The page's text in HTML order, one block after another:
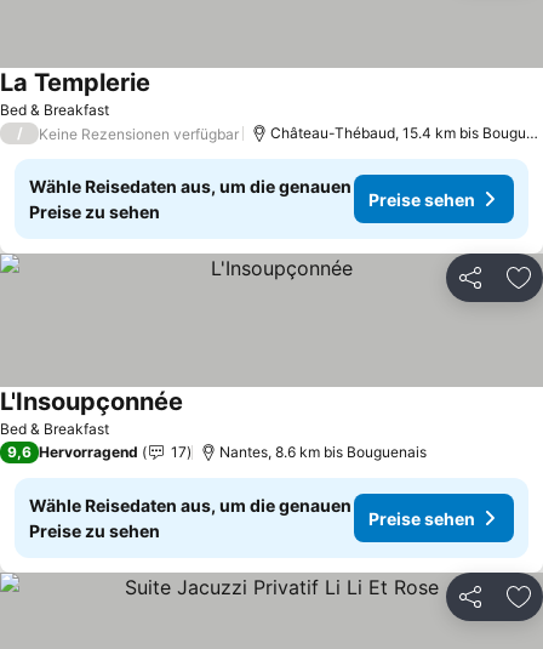
Bed & Breakfast
La Templerie
/ Keine Rezensionen verfügbar Château-Thébaud, 15.4 km bis Bouguenais
Wähle Reisedaten aus, um die genauen
Preise zu sehen
Preise sehen
Teilen
Bed & Breakfast
L'Insoupçonnée
9,6 Hervorragend 17 Nantes, 8.6 km bis Bouguenais
Wähle Reisedaten aus, um die genauen
Preise zu sehen
Preise sehen
Teilen